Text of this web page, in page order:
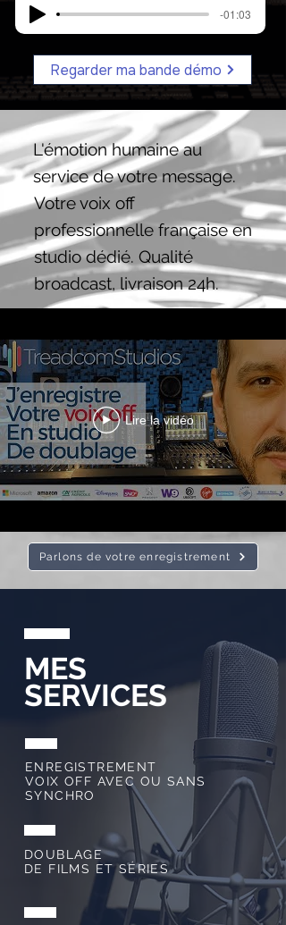
-01:03
Regarder ma bande démo
L'émotion humaine au
service de votre message.
Votre voix off
professionnelle française en
studio dédié. Qualité
broadcast, livraison 24h.
Lire la vidéo
Parlons de votre enregistrement
MES
SERVICES
ENREGISTREMENT
VOIX OFF AVEC OU SANS
SYNCHRO
DOUBLAGE
DE FILMS ET SÉRIES